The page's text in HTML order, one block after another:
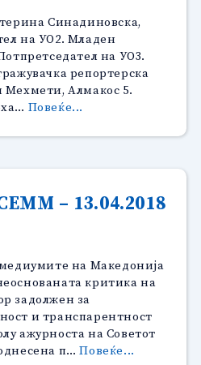
Синадиновска,
на УО2. Младен
на УО3.
репортерска
Мехмети, Алмакос 5.
Повеќе...
на
Одбор
на
редовното
изборно
Собрание,
одржано
на
– 13.04.2018
на Македонија
критика на
задолжен за
и транспарентност
ажурноста на Советот
п…Повеќе...